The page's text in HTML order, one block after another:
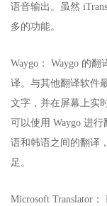
语音输出。虽然
多的功能。
Waygo： Waygo 的
译。与其他翻译软件
文字，并在屏幕上实
可以使用 Waygo 进
语和韩语之间的翻译
足。
Microsoft Translator